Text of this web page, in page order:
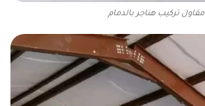
مقاول تركيب هناجر بالدمام